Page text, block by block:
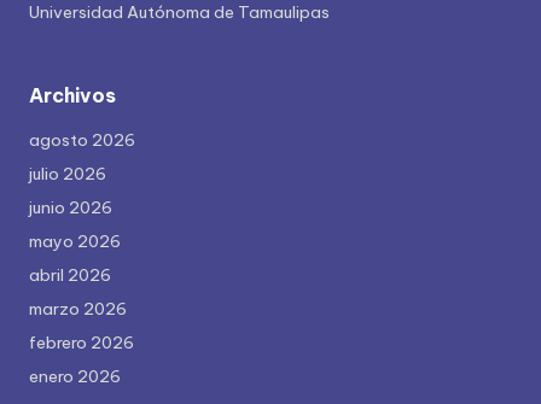
Universidad Autónoma de Tamaulipas
Archivos
agosto 2026
julio 2026
junio 2026
mayo 2026
abril 2026
marzo 2026
febrero 2026
enero 2026